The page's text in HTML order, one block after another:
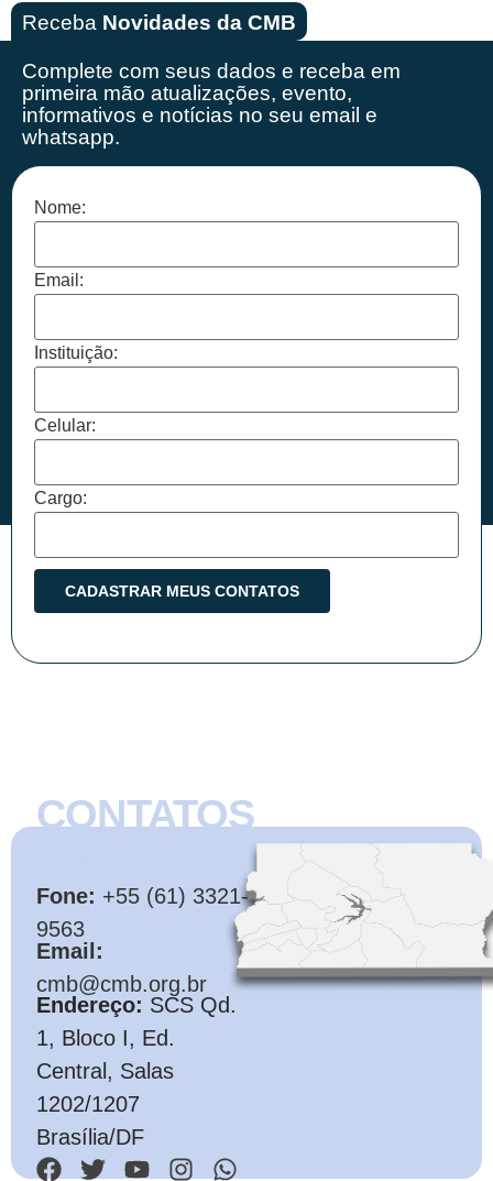
Receba Novidades da CMB
Complete com seus dados e receba em
primeira mão atualizações, evento,
informativos e notícias no seu email e
whatsapp.
Nome:
Email:
Instituição:
Celular:
Cargo:
CONTATOS
Fone: +55 (61) 3321-
9563
Email:
cmb@cmb.org.br
Endereço: SCS Qd.
1, Bloco I, Ed.
Central, Salas
1202/1207
Brasília/DF